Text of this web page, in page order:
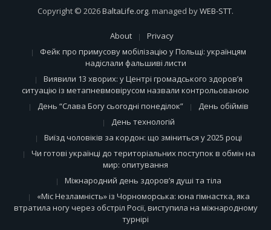
Copyright © 2026BaltaLife.org. managed byWEB-STT.
About
Privacy
Фейк про примусову мобілізацію у Польщі: українцям
надіслали фальшиві листи
Виявили 13 хворих: у Центрі громадського здоров’я
ситуацію із метапневмовірусом назвали контрольованою
День “Слава Богу сьогодні понеділок”
День обіймів
День технологій
Виїзд чоловіків за кордон: що зміниться у 2025 році
Чи готові українці до територіальних поступок в обмін на
мир: опитування
Міжнародний день здоров’я душі та тіла
«Міс Незламність» із Чорноморська: юна гімнастка, яка
втратила ногу через обстріл Росії, виступила на міжнародному
турнірі